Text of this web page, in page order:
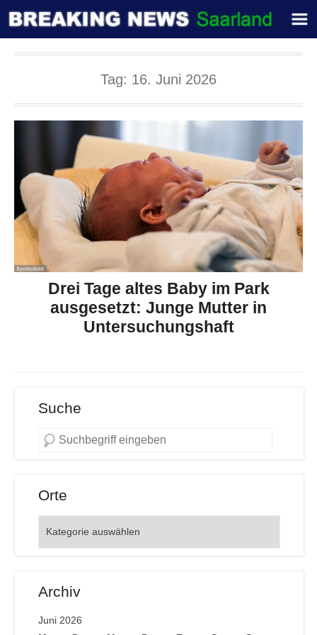
Tag: 16. Juni 2026
Drei Tage altes Baby im Park
ausgesetzt: Junge Mutter in
Untersuchungshaft
Suche
Orte
Archiv
Juni 2026